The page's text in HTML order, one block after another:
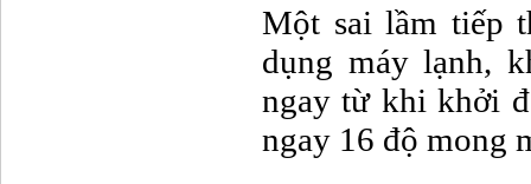
Một sai lầm tiếp
dụng máy lạnh,
ngay từ khi khởi
ngay 16 độ mong